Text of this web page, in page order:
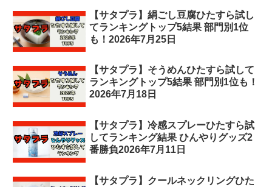
【サタプラ】絹ごし豆腐ひたすら試し
てランキングトップ5結果 部門別1位
も！2026年7月25日
【サタプラ】そうめんひたすら試して
ランキングトップ5結果 部門別1位も！
2026年7月18日
【サタプラ】冷感スプレーひたすら試
してランキング結果 ひんやりグッズ2
番勝負2026年7月11日
【サタプラ】クールネックリングひた